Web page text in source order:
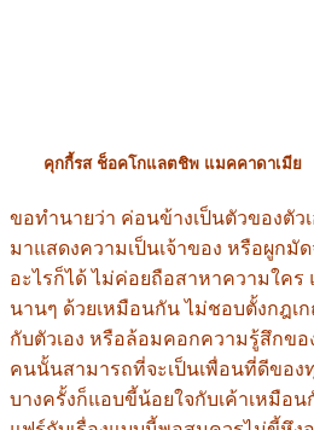
คุกกี้รส ช็อคโกแลตชิพ แมคคาดาเมีย
ขอทำนายว่า ค่อนข้างเป็นตัวของตัว
มาแสดงความเป็นเจ้าของ หรือผูกมั
อะไรก็ได้ ไม่ค่อยถือสาหาความใคร
นานๆ ด้วยเหมือนกัน ไม่ชอบตั้งกฎ
กับตัวเอง หรือล้อมคอกความรู้สึกขอ
คนนั้นสามารถที่จะเป็นเพื่อนที่ดีขอ
บางครั้งก็แอบขี้น้อยใจกับเค้าเหมือ